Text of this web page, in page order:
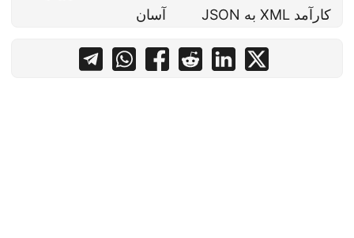
کارآمد XML به JSON
آسان